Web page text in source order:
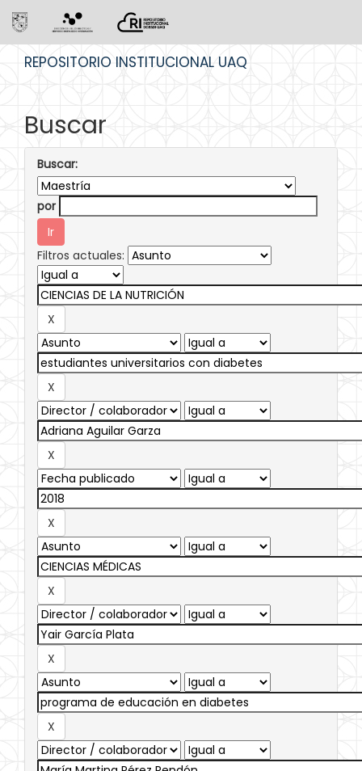
REPOSITORIO INSTITUCIONAL UAQ
Buscar
Buscar:
por
Filtros actuales: